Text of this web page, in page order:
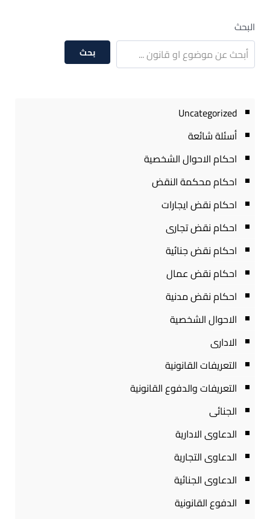
البحث
بحث
Uncategorized
أسئلة شائعة
احكام الاحوال الشخصية
احكام محكمة النقض
احكام نقض ايجارات
احكام نقض تجارى
احكام نقض جنائية
احكام نقض عمال
احكام نقض مدنية
الاحوال الشخصية
الادارى
التعريفات القانونية
التعريفات والدفوع القانونية
الجنائى
الدعاوى الادارية
الدعاوى التجارية
الدعاوى الجنائية
الدفوع القانونية